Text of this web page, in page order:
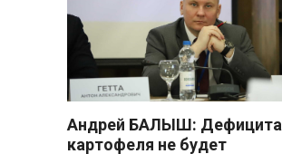
Андрей БАЛЫШ: Дефицита
картофеля не будет